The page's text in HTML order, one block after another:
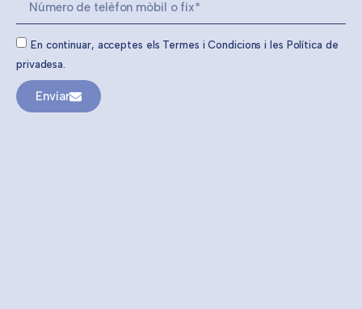
En continuar, acceptes els Termes i Condicions i les Política de
privadesa.
Enviar